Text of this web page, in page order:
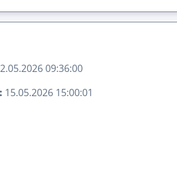
09:36:00
15.05.2026 15:00:01